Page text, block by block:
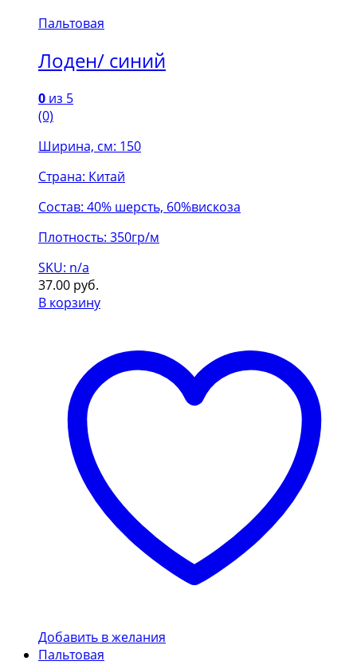
Пальтовая
Лоден/ синий
0 из 5
(0)
Ширина, см: 150
Страна: Китай
Состав: 40% шерсть, 60%вискоза
Плотность: 350гр/м
SKU: n/a
37.00 руб.
В корзину
Добавить в желания
Пальтовая